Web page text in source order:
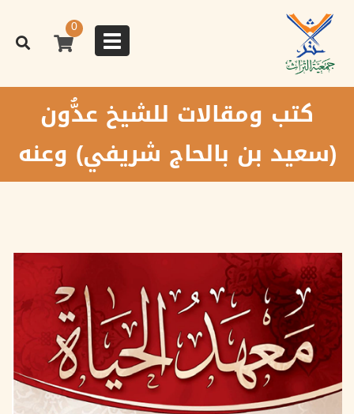
المحتوى
الرئيسي
Toggle
navigation
0
كتب ومقالات للشيخ عدُّون
(سعيد بن بالحاج شريفي) وعنه